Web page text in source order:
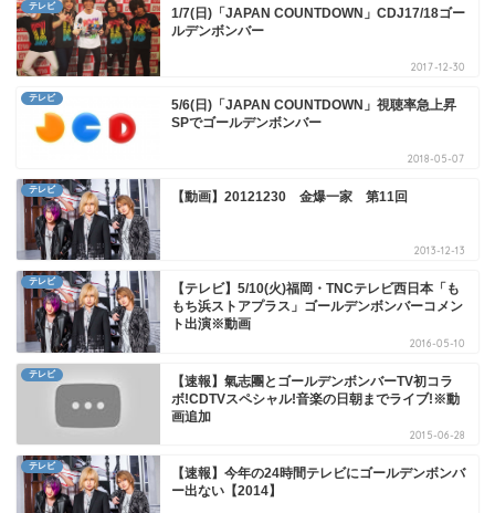
テレビ
1/7(日)「JAPAN COUNTDOWN」CDJ17/18ゴー
ルデンボンバー
2017-12-30
テレビ
5/6(日)「JAPAN COUNTDOWN」視聴率急上昇
SPでゴールデンボンバー
2018-05-07
テレビ 【動画】20121230 金爆一家 第11回
2013-12-13
テレビ
【テレビ】5/10(火)福岡・TNCテレビ西日本「も
もち浜ストアプラス」ゴールデンボンバーコメン
ト出演※動画
2016-05-10
テレビ
【速報】氣志團とゴールデンボンバーTV初コラ
ボ!CDTVスペシャル!音楽の日朝までライブ!※動
画追加
2015-06-28
テレビ
【速報】今年の24時間テレビにゴールデンボンバ
ー出ない【2014】